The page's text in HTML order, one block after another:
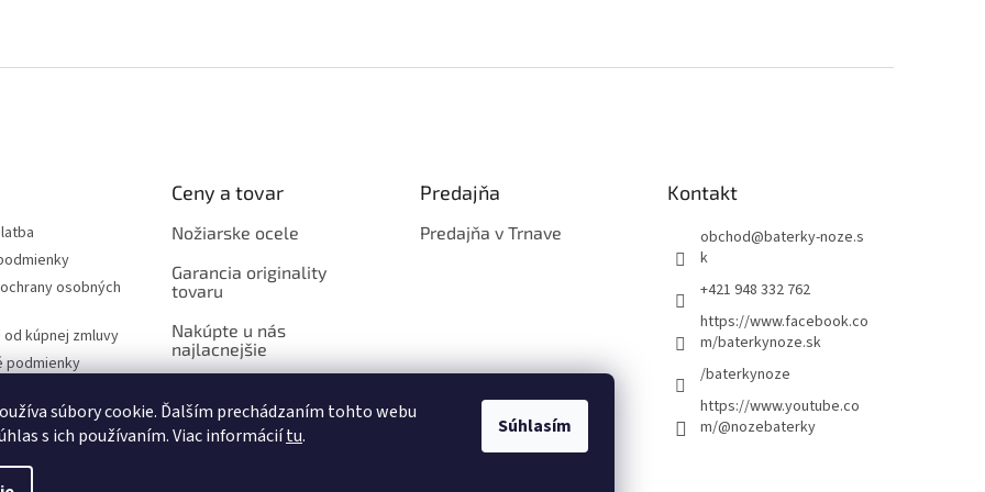
súbory cookie. Ďalším prechádzaním tohto webu
s ich používaním. Viac informáciítu. Súhlasím
osobných
kúpnej zmluvy
podmienky
Ceny a tovar
Nožiarske ocele
Garancia originality
tovaru
Nakúpte u nás
najlacnejšie
Predajňa
Predajňa v Trnave
Kontakt
obchod@baterky-noze.s
k
+421 948 332 762
https://www.facebook.co
m/baterkynoze.sk
/baterkynoze
https://www.youtube.co
m/@nozebaterky